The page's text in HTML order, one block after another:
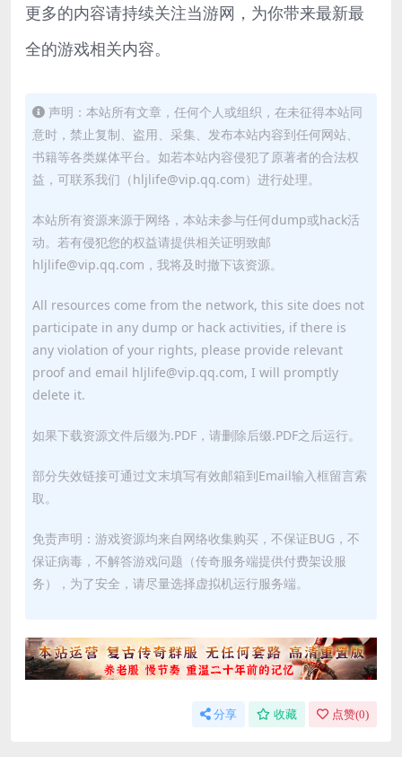
更多的内容请持续关注当游网，为你带来最新最
全的游戏相关内容。
声明：本站所有文章，任何个人或组织，在未征得本站同
意时，禁止复制、盗用、采集、发布本站内容到任何网站、
书籍等各类媒体平台。如若本站内容侵犯了原著者的合法权
益，可联系我们（hljlife@vip.qq.com）进行处理。
本站所有资源来源于网络，本站未参与任何dump或hack活
动。若有侵犯您的权益请提供相关证明致邮
hljlife@vip.qq.com，我将及时撤下该资源。
All resources come from the network, this site does not
participate in any dump or hack activities, if there is
any violation of your rights, please provide relevant
proof and email hljlife@vip.qq.com, I will promptly
delete it.
如果下载资源文件后缀为.PDF，请删除后缀.PDF之后运行。
部分失效链接可通过文末填写有效邮箱到Email输入框留言索
取。
免责声明：游戏资源均来自网络收集购买，不保证BUG，不
保证病毒，不解答游戏问题（传奇服务端提供付费架设服
务），为了安全，请尽量选择虚拟机运行服务端。
分享 收藏 点赞(0)